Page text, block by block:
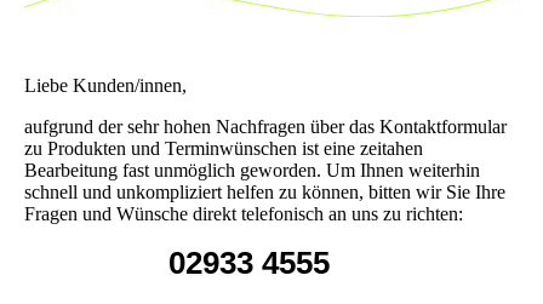
Liebe Kunden/innen,
aufgrund der sehr hohen Nachfragen über das Kontaktformular
zu Produkten und Terminwünschen ist eine zeitahen
Bearbeitung fast unmöglich geworden. Um Ihnen weiterhin
schnell und unkompliziert helfen zu können, bitten wir Sie Ihre
Fragen und Wünsche direkt telefonisch an uns zu richten:
02933 4555